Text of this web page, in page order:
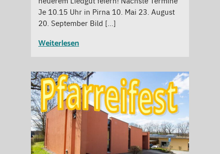
Je 10.15 Uhr in Pirna 10. Mai 23. August
20. September Bild […]
Weiterlesen